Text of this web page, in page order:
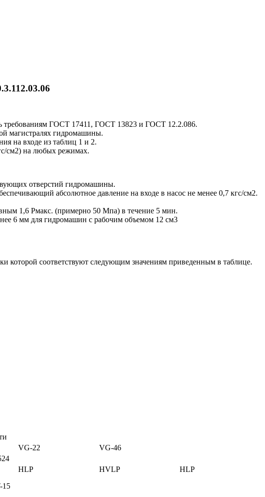
требованиям ГОСТ 17411, ГОСТ 13823 и ГОСТ 12.2.086.
магистралях гидромашины.
на входе из таблиц 1 и 2.
см2) на любых режимах.
отверстий гидромашины.
абсолютное давление на входе в насос не менее 0,7 кгс/см2.
1,6 Pмакс. (примерно 50 Мпа) в течение 5 мин.
6 мм для гидромашин с рабочим объемом 12 см3
которой соответствуют следующим значениям приведенным в таблице.
VG-22
VG-46
HLP HVLP
HLP
15